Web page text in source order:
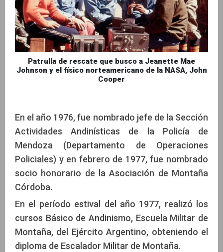
Patrulla de rescate que busco a Jeanette Mae
Johnson y el físico norteamericano de la NASA, John
Cooper
En el año 1976, fue nombrado jefe de la Sección
Actividades Andinísticas de la Policía de
Mendoza (Departamento de Operaciones
Policiales) y en febrero de 1977, fue nombrado
socio honorario de la Asociación de Montaña
Córdoba.
En el período estival del año 1977, realizó los
cursos Básico de Andinismo, Escuela Militar de
Montaña, del Ejército Argentino, obteniendo el
diploma de Escalador Militar de Montaña.